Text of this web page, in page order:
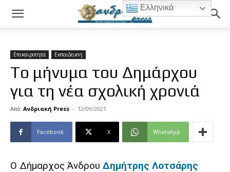
Επικαιροτητα Εκπαιδευση
To μήνυμα του Δημάρχου
για τη νέα σχολική χρονιά
Από Ανδριακή Press - 12/09/2021
Facebook X WhatsApp
Ο Δήμαρχος Άνδρου Δημήτρης Λοτσάρης
Ελληνικά